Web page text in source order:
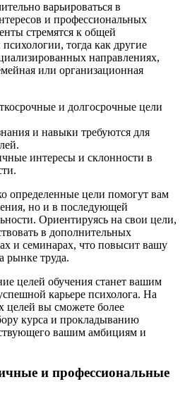
варьироваться в
и профессиональных
стремятся к общей
тогда как другие
направлениях,
или организационная
и долгосрочные цели
и навыки требуются для
интересы и склонности в
определенные цели помогут вам
но и в последующей
Ориентируясь на свои цели,
в дополнительных
и семинарах, что повысит вашу
рынке труда.
целей обучения станет вашим
карьере психолога. На
целей вы сможете более
курса и прокладыванию
вашим амбициям и
и профессиональные